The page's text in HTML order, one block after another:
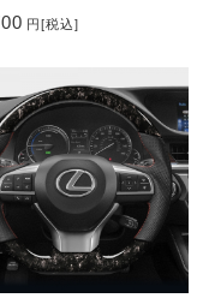
CEEHOR-
円[税込]